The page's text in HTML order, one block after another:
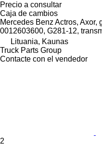
Precio a consultar
Caja de cambios
Mercedes Benz Actros, Axor,
0012603600, G281-12,
Lituania, Kaunas
Truck Parts Group
Contacte con el vendedor
2